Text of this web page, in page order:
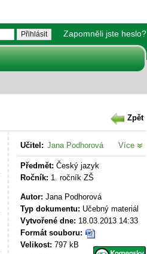
Zapomněli jste heslo?
Zpět
Učitel: Jana Podhorová Více
Předmět: Český jazyk
Ročník: 1. ročník ZŠ
Autor: Jana Podhorová
Typ dokumentu: Učebný materiál
Vytvořené dne: 18.03.2013 14:33
Formát souboru:
Velikost: 797 kB